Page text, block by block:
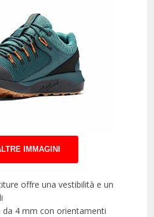
IMMAGINI
offre una vestibilità e un
da 4 mm con orientamenti